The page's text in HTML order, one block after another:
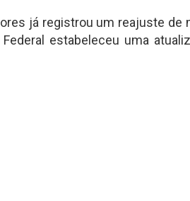
já registrou um reajuste de
estabeleceu uma